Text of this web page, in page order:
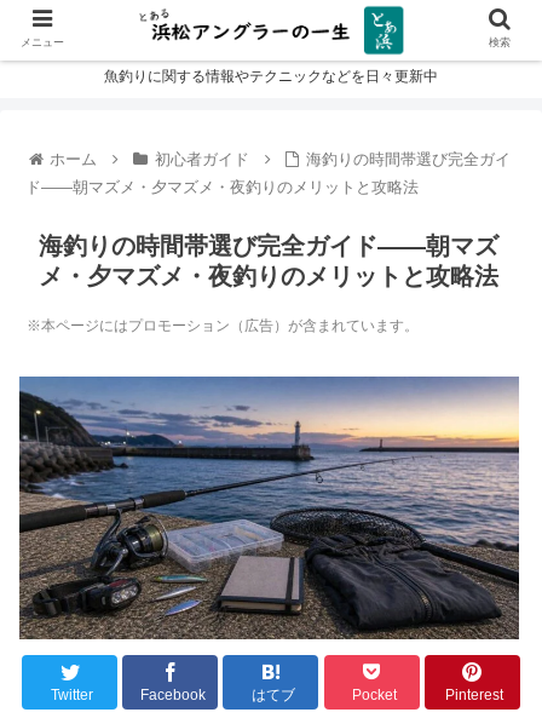
魚釣りに関する情報やテクニックなどを日々更新中
ホーム 初心者ガイド
海釣りの時間帯選び完全ガイ
ド——朝マズメ・夕マズメ・夜釣りのメリットと攻略法
海釣りの時間帯選び完全ガイド——朝マズ
メ・夕マズメ・夜釣りのメリットと攻略法
※本ページにはプロモーション（広告）が含まれています。
Twitter Facebook はてブ Pocket
Pinterest
メニュー 検索